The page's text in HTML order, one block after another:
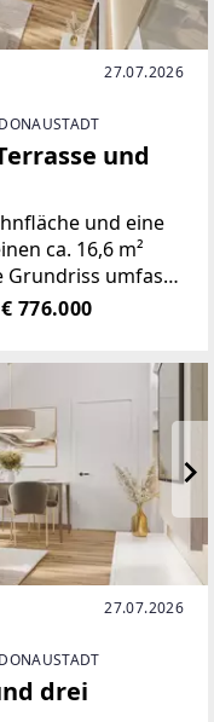
27.07.2026
und
und eine
ca. 16,6 m²
Grundriss umfasst
eine offene
und
€ 776.000
27.07.2026
drei